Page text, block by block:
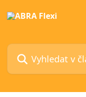
Vyhledat v článcích…